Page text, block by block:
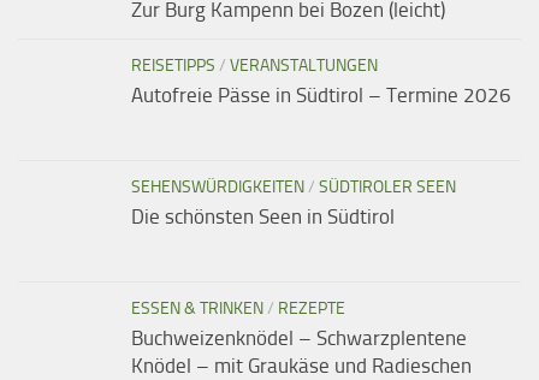
Zur Burg Kampenn bei Bozen (leicht)
REISETIPPS / VERANSTALTUNGEN
Autofreie Pässe in Südtirol – Termine 2026
SEHENSWÜRDIGKEITEN/ SÜDTIROLER SEEN
Die schönsten Seen in Südtirol
ESSEN & TRINKEN/ REZEPTE
Buchweizenknödel – Schwarzplentene
Knödel – mit Graukäse und Radieschen